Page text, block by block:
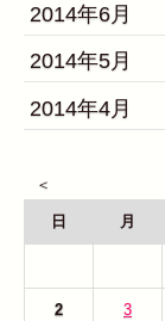
2014年6月
2014年5月
2014年4月
日 月
2 3